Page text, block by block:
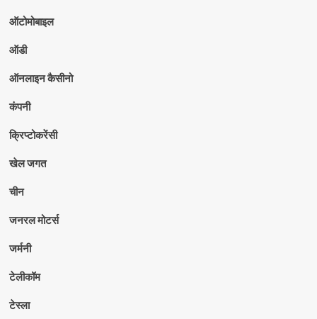
ऑटोमोबाइल
ऑडी
ऑनलाइन कैसीनो
कंपनी
क्रिप्टोकरेंसी
खेल जगत
चीन
जनरल मोटर्स
जर्मनी
टेलीकॉम
टेस्ला